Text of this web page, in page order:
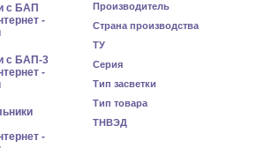
с БАП
с БАП-3
Производитель
Страна производства
ТУ
Серия
Тип засветки
Тип товара
ТНВЭД